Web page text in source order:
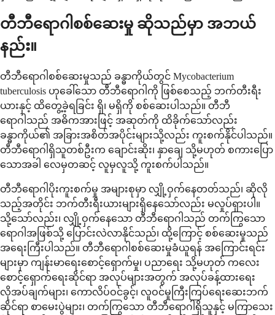
တီဘီရောဂါစစ်ဆေးမှု ဆိုသည်မှာ အဘယ်
နည်း။
တီဘီရောဂါစစ်ဆေးမှုသည် ခန္ဓာကိုယ်တွင် Mycobacterium
tuberculosis ဟုခေါ်သော တီဘီရောဂါကို ဖြစ်စေသည့် ဘက်တီးရီး
ယားနှင့် ထိတွေ့ခဲ့ရခြင်း ရှိ၊ မရှိကို စစ်ဆေးပါသည်။ တီဘီ
ရောဂါသည် အဓိကအားဖြင့် အဆုတ်ကို ထိခိုက်သော်လည်း
ခန္ဓာကိုယ်၏ အခြားအစိတ်အပိုင်းများသို့လည်း ကူးစက်နိုင်ပါသည်။
တီဘီရောဂါရှိသူတစ်ဦးက ချောင်းဆိုး၊ နှာချေ သို့မဟုတ် စကားပြော
သောအခါ လေမှတဆင့် လူမှလူသို့ ကူးစက်ပါသည်။
တီဘီရောဂါပိုးကူးစက်မှု အများစုမှာ လျှို့ဝှက်နေတတ်သည်၊ ဆိုလို
သည့်အတိုင်း ဘက်တီးရီးယားများရှိနေသော်လည်း မလှုပ်ရှားပါ။
သို့သော်လည်း၊ လျှို့ဝှက်နေသော တီဘီရောဂါသည် တက်ကြွသော
ရောဂါအဖြစ်သို့ ပြောင်းလဲလာနိုင်သည်၊ ထို့ကြောင့် စစ်ဆေးမှုသည်
အရေးကြီးပါသည်။ တီဘီရောဂါစစ်ဆေးမှုခံယူရန် အကြောင်းရင်း
များမှာ ကျန်းမာရေးစောင့်ရှောက်မှု၊ ပညာရေး သို့မဟုတ် ကလေး
စောင့်ရှောက်ရေးဆိုင်ရာ အလုပ်များအတွက် အလုပ်ခန့်ထားရေး
လိုအပ်ချက်များ၊ ကောလိပ်ဝင်ခွင့်၊ လူဝင်မှုကြီးကြပ်ရေးဆေးဘက်
ဆိုင်ရာ စာမေးပွဲများ၊ တက်ကြွသော တီဘီရောဂါရှိသူနှင့် မကြာသေး